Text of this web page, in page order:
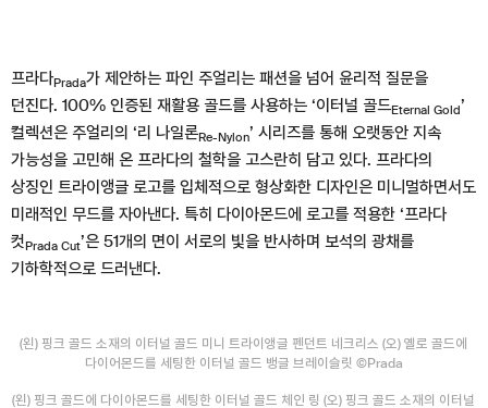
프라다Prada가 제안하는 파인 주얼리는 패션을 넘어 윤리적 질문을
던진다. 100% 인증된 재활용 골드를 사용하는 ‘이터널 골드Eternal Gold’
컬렉션은 주얼리의 ‘리 나일론Re-Nylon’ 시리즈를 통해 오랫동안 지속
가능성을 고민해 온 프라다의 철학을 고스란히 담고 있다. 프라다의
상징인 트라이앵글 로고를 입체적으로 형상화한 디자인은 미니멀하면서도
미래적인 무드를 자아낸다. 특히 다이아몬드에 로고를 적용한 ‘프라다
컷Prada Cut’은 51개의 면이 서로의 빛을 반사하며 보석의 광채를
기하학적으로 드러낸다.
(왼) 핑크 골드 소재의 이터널 골드 미니 트라이앵글 펜던트 네크리스 (오) 옐로 골드에
다이어몬드를 세팅한 이터널 골드 뱅글 브레이슬릿 ©Prada
(왼) 핑크 골드에 다이아몬드를 세팅한 이터널 골드 체인 링 (오) 핑크 골드 소재의 이터널